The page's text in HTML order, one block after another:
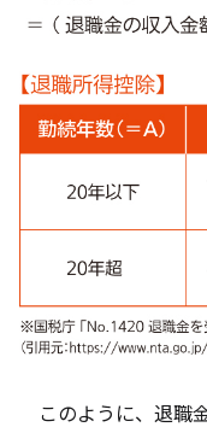
このように、退職